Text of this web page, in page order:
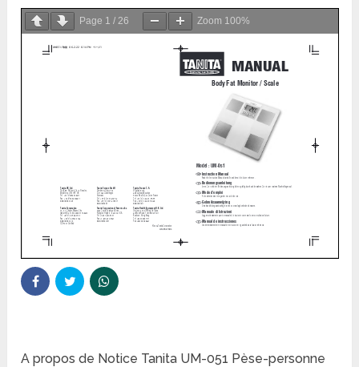
Page 1 /26 Zoom 100%
A propos de Notice Tanita UM-051 Pèse-personne